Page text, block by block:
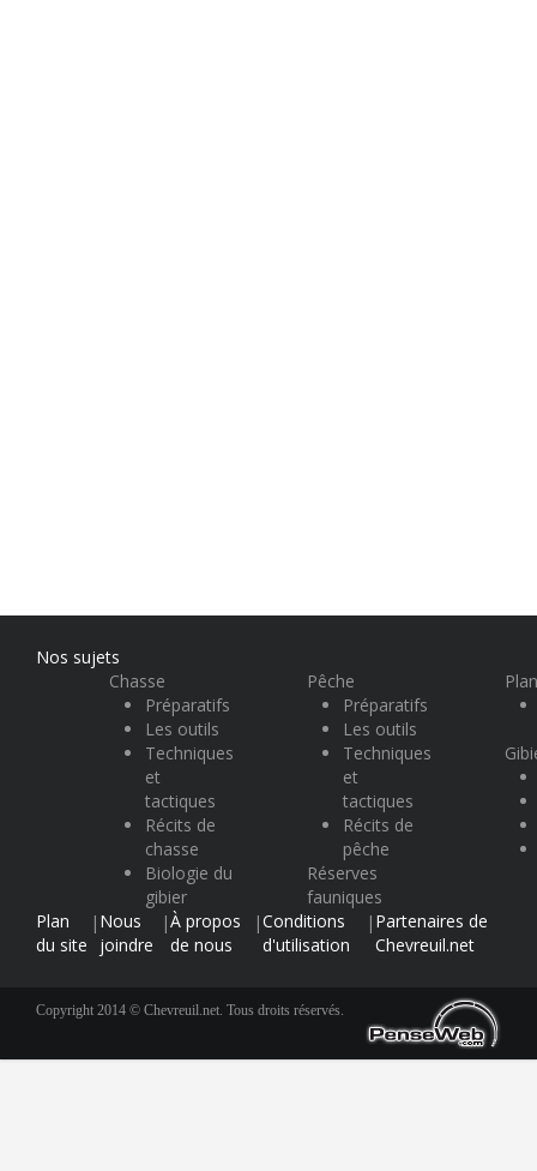
Nos sujets
Chasse
Préparatifs
Les outils
Techniques
et
tactiques
Récits de
chasse
Biologie du
gibier
Pêche
Préparatifs
Les outils
Techniques
et
tactiques
Récits de
pêche
Réserves
fauniques
Plan
du site
| Nous
joindre
|À propos
de nous
|Conditions
d'utilisation
| Partenaires de
Chevreuil.net
Copyright 2014 © Chevreuil.net. Tous droits réservés.